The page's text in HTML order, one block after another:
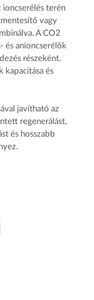
ioncserélés terén
vagy
A CO2
és anioncserélők
részeként.
kapacitása és
javítható az
regenerálást,
és hosszabb